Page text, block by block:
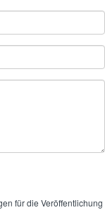
für die Veröffentlichung